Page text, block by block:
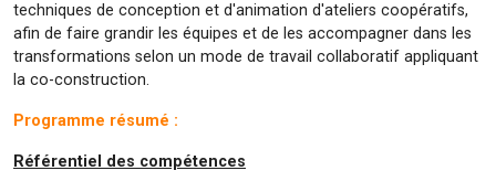
techniques de conception et d'animation d'ateliers coopératifs,
afin de faire grandir les équipes et de les accompagner dans les
transformations selon un mode de travail collaboratif appliquant
la co-construction.
Programme résumé :
Référentiel des compétences